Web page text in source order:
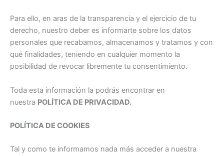
Para ello, en aras de la transparencia y el ejercicio de tu
derecho, nuestro deber es informarte sobre los datos
personales que recabamos, almacenamos y tratamos y con
qué finalidades, teniendo en cualquier momento la
posibilidad de revocar libremente tu consentimiento.
Toda esta información la podrás encontrar en
nuestra POLÍTICA DE PRIVACIDAD.
POLÍTICA DE COOKIES
Tal y como te informamos nada más acceder a nuestra